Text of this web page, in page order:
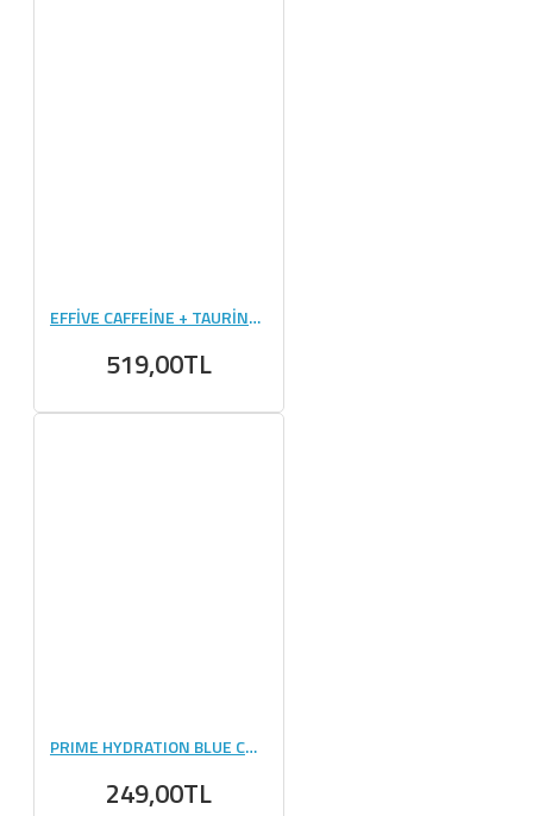
EFFİVE CAFFEİNE + TAURİNE - 100 KAPSÜL
519,00TL
PRIME HYDRATION BLUE CHİLL 500 ML TEKLİ
249,00TL